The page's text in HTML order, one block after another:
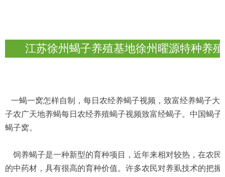
江苏徐州蝎子养殖基地徐州曜源特种养
一蝎一窝怎样自制，每日农经养蝎子视频，致富经养蝎子大
子农广天地养蝎每日农经养殖蝎子视频致富经蝎子。中国蝎
蝎子窝。
饲养蝎子是一种新型的育种项目，近年来相对较热，在农
的中药材，具有很高的育种价值。许多农民对养虱技术的把